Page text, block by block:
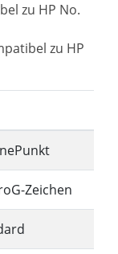
zu HP No.
zu HP
Zeichen